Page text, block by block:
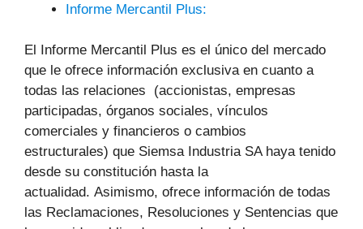
Informe Mercantil Plus:
El Informe Mercantil Plus es el único del mercado
que le ofrece información exclusiva en cuanto a
todas las relaciones (accionistas, empresas
participadas, órganos sociales, vínculos
comerciales y financieros o cambios
estructurales) que Siemsa Industria SA haya tenido
desde su constitución hasta la
actualidad. Asimismo, ofrece información de todas
las Reclamaciones, Resoluciones y Sentencias que